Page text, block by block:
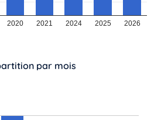
2020 2021 2024 2025 2026
par mois